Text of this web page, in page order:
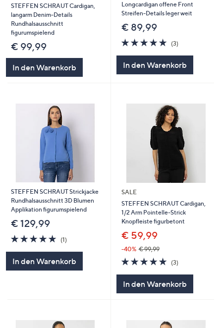
STEFFEN SCHRAUT Cardigan,
langarm Denim-Details
Rundhalsausschnitt
figurumspielend
€ 99,99
In den Warenkorb
Longcardigan offene Front
Streifen-Details leger weit
€ 89,99
5.0
von
(3)3
In den Warenkorb
STEFFEN SCHRAUT Strickjacke
Rundhalsausschnitt 3D Blumen
Applikation figurumspielend
€ 129,99
5.0
von
(1)1
In den Warenkorb
SALE
STEFFEN SCHRAUT Cardigan,
1/2 Arm Pointelle-Strick
Knopfleiste figurbetont
€ 59,99
-40% € 99,99
5.0
von
(3)3
In den Warenkorb